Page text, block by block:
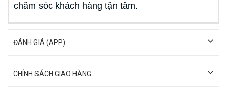
chăm sóc khách hàng tận tâm.
ĐÁNH GIÁ (APP)
CHÍNH SÁCH GIAO HÀNG